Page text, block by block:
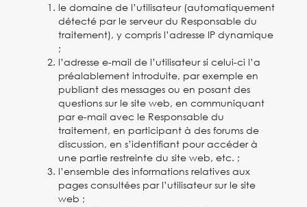
le domaine de l’utilisateur (automatiquement
détecté par le serveur du Responsable du
traitement), y compris l’adresse IP dynamique
;
l’adresse e-mail de l’utilisateur si celui-ci l’a
préalablement introduite, par exemple en
publiant des messages ou en posant des
questions sur le site web, en communiquant
par e-mail avec le Responsable du
traitement, en participant à des forums de
discussion, en s’identifiant pour accéder à
une partie restreinte du site web, etc. ;
l’ensemble des informations relatives aux
pages consultées par l’utilisateur sur le site
web ;